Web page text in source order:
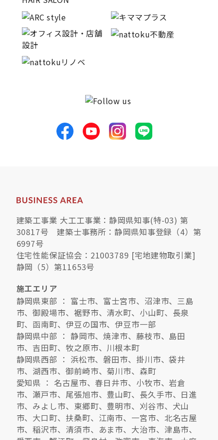
建築工事業 大工工事業：静岡県知事(特-03) 第
30817号 建築士事務所：静岡県知事登録（4）第
6997号
住宅性能保証協会：21003789 [宅地建物取引業]
静岡（5）第11653号
施工エリア
静岡県東部 ： 富士市、富士宮市、沼津市、三島
市、御殿場市、裾野市、清水町、小山町、長泉
町、函南町、伊豆の国市、伊豆市一部
静岡県中部 ： 静岡市、焼津市、藤枝市、島田
市、吉田町、牧之原市、川根本町
静岡県西部 ： 浜松市、磐田市、掛川市、袋井
市、湖西市、御前崎市、菊川市、森町
愛知県 ： 名古屋市、春日井市、小牧市、岩倉
市、瀬戸市、尾張旭市、豊山町、長久手市、日進
市、みよし市、東郷町、豊明市、刈谷市、犬山
市、大口町、扶桑町、江南市、一宮市、北名古屋
市、稲沢市、清須市、あま市、大治市、津島市、